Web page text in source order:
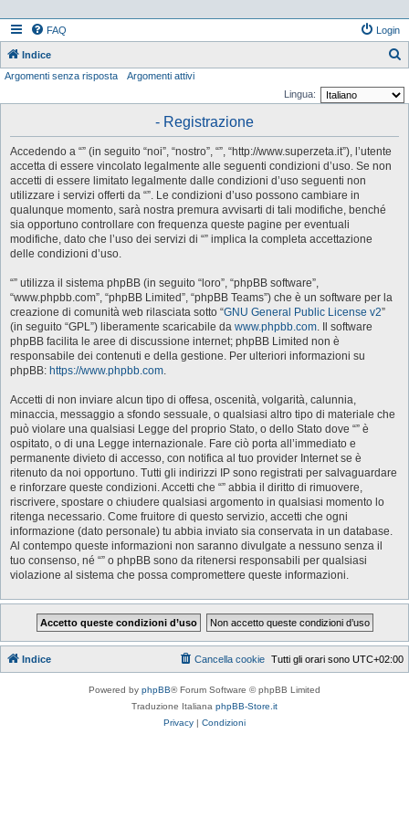
FAQ Login
Indice
Argomenti senza risposta
Argomenti attivi
Lingua:
- Registrazione
Accedendo a “” (in seguito “noi”, “nostro”, “”, “http://www.superzeta.it”), l’utente
accetta di essere vincolato legalmente alle seguenti condizioni d’uso. Se non
accetti di essere limitato legalmente dalle condizioni d’uso seguenti non
utilizzare i servizi offerti da “”. Le condizioni d’uso possono cambiare in
qualunque momento, sarà nostra premura avvisarti di tali modifiche, benché
sia opportuno controllare con frequenza queste pagine per eventuali
modifiche, dato che l’uso dei servizi di “” implica la completa accettazione
delle condizioni d’uso.
“” utilizza il sistema phpBB (in seguito “loro”, “phpBB software”,
“www.phpbb.com”, “phpBB Limited”, “phpBB Teams”) che è un software per la
creazione di comunità web rilasciata sotto “GNU General Public License v2”
(in seguito “GPL”) liberamente scaricabile da www.phpbb.com. Il software
phpBB facilita le aree di discussione internet; phpBB Limited non è
responsabile dei contenuti e della gestione. Per ulteriori informazioni su
phpBB: https://www.phpbb.com.
Accetti di non inviare alcun tipo di offesa, oscenità, volgarità, calunnia,
minaccia, messaggio a sfondo sessuale, o qualsiasi altro tipo di materiale che
può violare una qualsiasi Legge del proprio Stato, o dello Stato dove “” è
ospitato, o di una Legge internazionale. Fare ciò porta all’immediato e
permanente divieto di accesso, con notifica al tuo provider Internet se è
ritenuto da noi opportuno. Tutti gli indirizzi IP sono registrati per salvaguardare
e rinforzare queste condizioni. Accetti che “” abbia il diritto di rimuovere,
riscrivere, spostare o chiudere qualsiasi argomento in qualsiasi momento lo
ritenga necessario. Come fruitore di questo servizio, accetti che ogni
informazione (dato personale) tu abbia inviato sia conservata in un database.
Al contempo queste informazioni non saranno divulgate a nessuno senza il
tuo consenso, né “” o phpBB sono da ritenersi responsabili per qualsiasi
violazione al sistema che possa compromettere queste informazioni.
Indice Tutti gli orari sono UTC+02:00
Cancella cookie
Powered by phpBB® Forum Software © phpBB Limited
Traduzione Italiana phpBB-Store.it
Privacy | Condizioni